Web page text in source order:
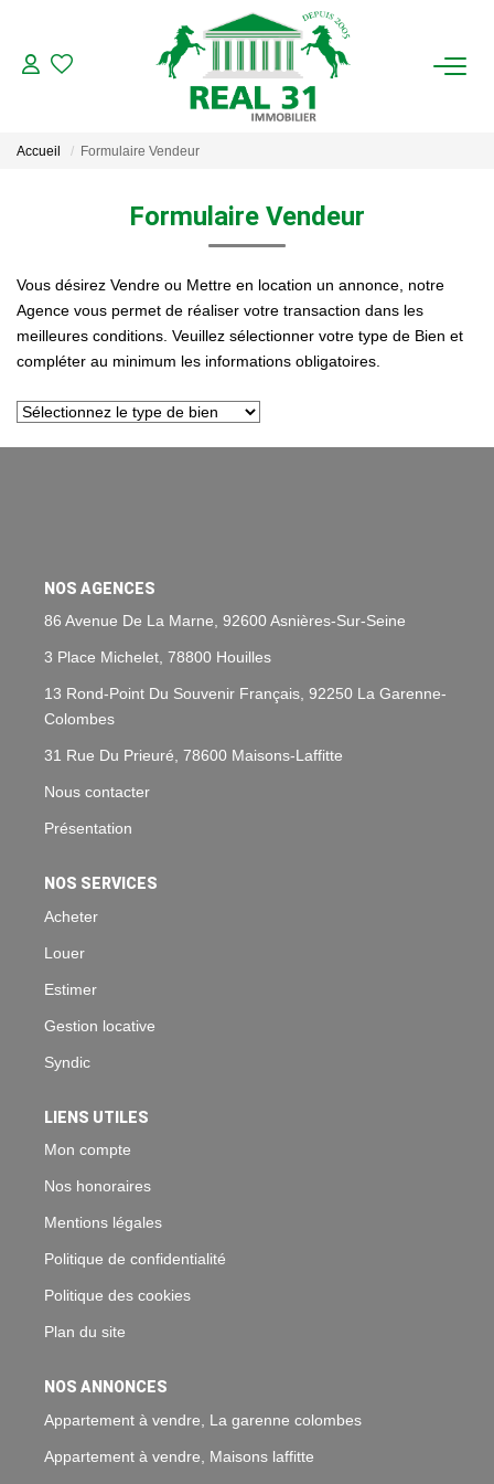
ACHAT
ESTIMATION
FAIRE GÉRER
Gestion Locative
Nous Rejoindre
Nos Actualités
Extranet Vendeur/acquéreur
Accueil Formulaire Vendeur
Formulaire Vendeur
Vous désirez Vendre ou Mettre en location un annonce, notre
Agence vous permet de réaliser votre transaction dans les
meilleures conditions. Veuillez sélectionner votre type de Bien et
compléter au minimum les informations obligatoires.
NOS AGENCES
86 Avenue De La Marne, 92600 Asnières-Sur-Seine
3 Place Michelet, 78800 Houilles
13 Rond-Point Du Souvenir Français, 92250 La Garenne-
Colombes
31 Rue Du Prieuré, 78600 Maisons-Laffitte
Nous contacter
Présentation
NOS SERVICES
Acheter
Louer
Estimer
Gestion locative
Syndic
LIENS UTILES
Mon compte
Nos honoraires
Mentions légales
Politique de confidentialité
Politique des cookies
Plan du site
NOS ANNONCES
Appartement à vendre, La garenne colombes
Appartement à vendre, Maisons laffitte